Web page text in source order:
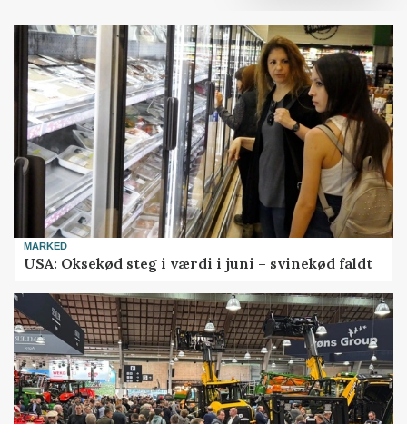
MARKED
USA: Oksekød steg i værdi i juni – svinekød faldt